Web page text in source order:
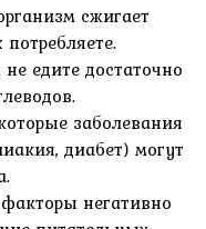
сжигает
едите достаточно
заболевания
диабет) могут
негативно